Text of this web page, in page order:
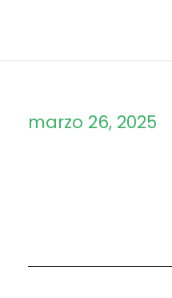
marzo 26, 2025